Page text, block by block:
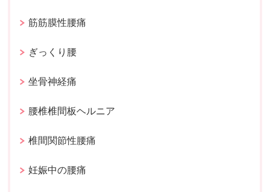
筋筋膜性腰痛
ぎっくり腰
坐骨神経痛
腰椎椎間板ヘルニア
椎間関節性腰痛
妊娠中の腰痛